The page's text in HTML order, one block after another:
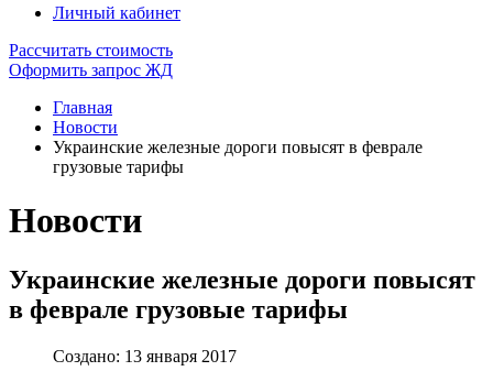
Личный кабинет
Рассчитать стоимость
Оформить запрос ЖД
Главная
Новости
Украинские железные дороги повысят в феврале
грузовые тарифы
Новости
Украинские железные дороги повысят
в феврале грузовые тарифы
Создано: 13 января 2017